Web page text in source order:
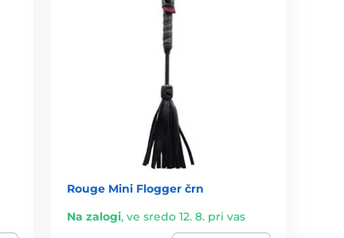
Rouge Mini Flogger črn
Na zalogi,ve sredo 12. 8. pri vas